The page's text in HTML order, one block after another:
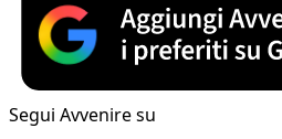
Segui Avvenire su